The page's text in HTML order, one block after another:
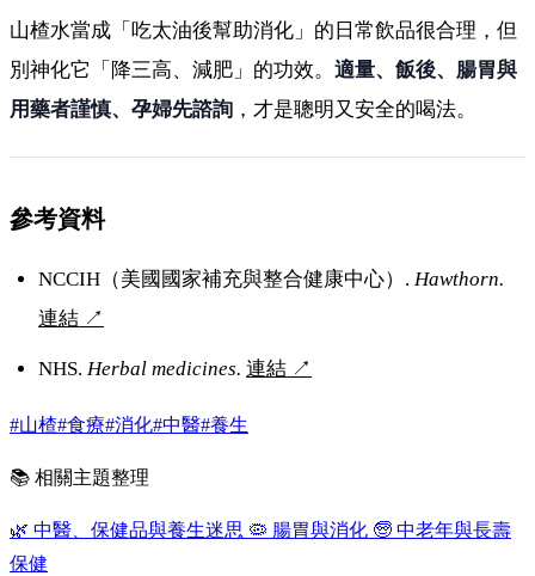
山楂水當成「吃太油後幫助消化」的日常飲品很合理，但
別神化它「降三高、減肥」的功效。 適量、飯後、腸胃與
用藥者謹慎、孕婦先諮詢 ，才是聰明又安全的喝法。
參考資料
NCCIH（美國國家補充與整合健康中心）.Hawthorn.
連結 ↗
NHS.Herbal medicines. 連結 ↗
#山楂#食療#消化#中醫#養生
📚 相關主題整理
🌿 中醫、保健品與養生迷思 🦠 腸胃與消化 🧓 中老年與長壽
保健